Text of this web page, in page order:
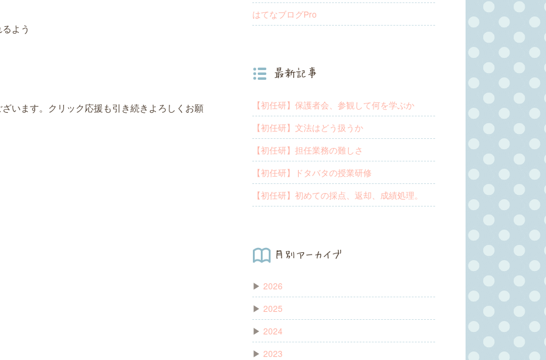
よう
います。クリック応援も引き続きよろしくお願
はてなブログPro
最新記事
【初任研】保護者会、参観して何を学ぶか
【初任研】文法はどう扱うか
【初任研】担任業務の難しさ
【初任研】ドタバタの授業研修
【初任研】初めての採点、返却、成績処理。
月別アーカイブ
▶ 2026
▶ 2025
▶ 2024
▶ 2023